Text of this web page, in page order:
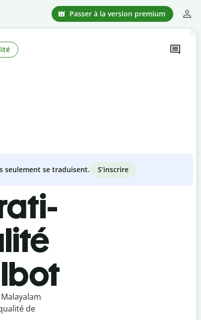
Passer à la version premium
seulement se traduisent. S’inscrire
de